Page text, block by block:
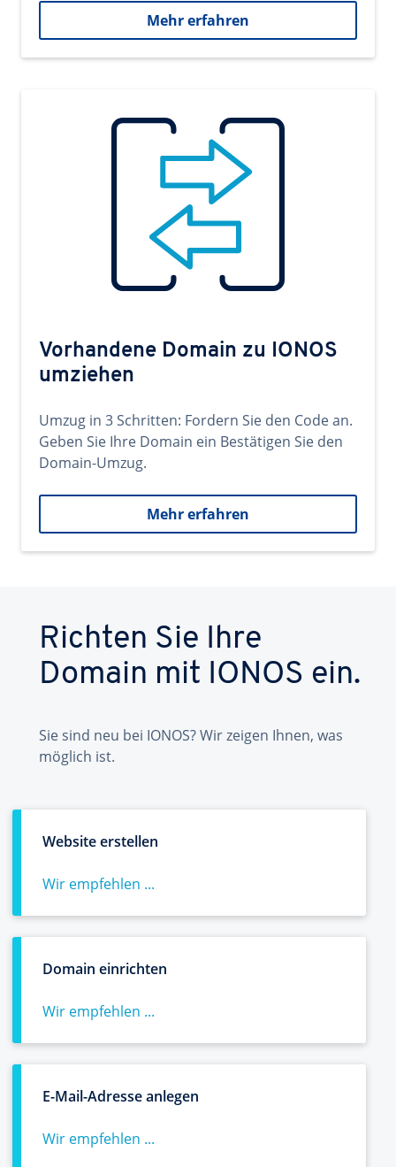
Mehr erfahren
Vorhandene Domain zu IONOS
umziehen
Umzug in 3 Schritten: Fordern Sie den Code an.
Geben Sie Ihre Domain ein Bestätigen Sie den
Domain-Umzug.
Mehr erfahren
Richten Sie Ihre
Domain mit IONOS ein.
Sie sind neu bei IONOS? Wir zeigen Ihnen, was
möglich ist.
Website erstellen
Wir empfehlen ...
Domain einrichten
Wir empfehlen ...
E-Mail-Adresse anlegen
Wir empfehlen ...